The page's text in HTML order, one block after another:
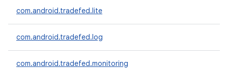
com.android.tradefed.lite
com.android.tradefed.log
com.android.tradefed.monitoring